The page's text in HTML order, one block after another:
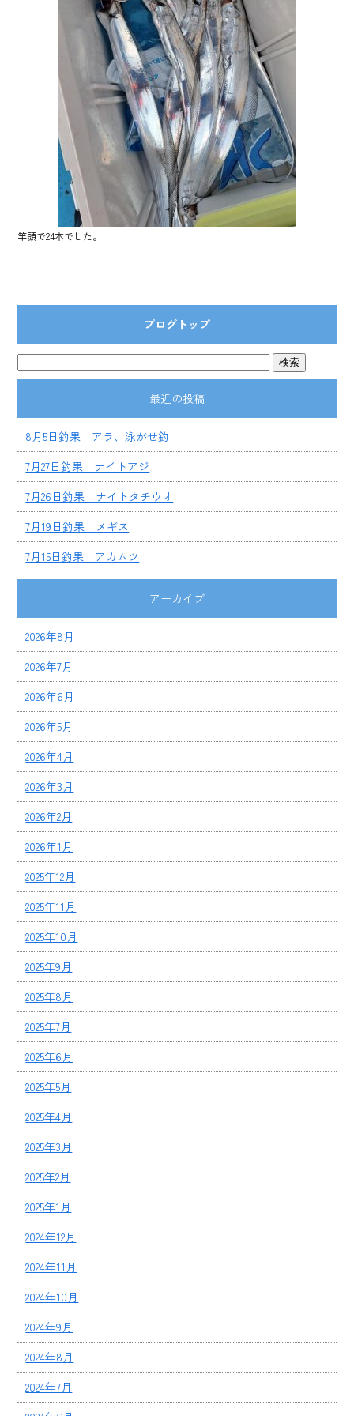
竿頭で24本でした。
ブログトップ
最近の投稿
8月5日釣果 アラ、泳がせ釣
7月27日釣果 ナイトアジ
7月26日釣果 ナイトタチウオ
7月19日釣果 メギス
7月15日釣果 アカムツ
アーカイブ
2026年8月
2026年7月
2026年6月
2026年5月
2026年4月
2026年3月
2026年2月
2026年1月
2025年12月
2025年11月
2025年10月
2025年9月
2025年8月
2025年7月
2025年6月
2025年5月
2025年4月
2025年3月
2025年2月
2025年1月
2024年12月
2024年11月
2024年10月
2024年9月
2024年8月
2024年7月